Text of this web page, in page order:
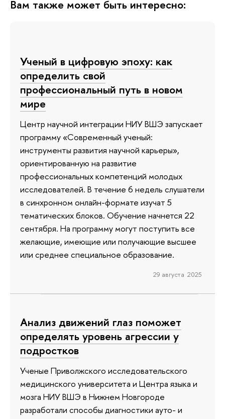
Вам также может быть интересно:
Ученый в цифровую эпоху: как
определить свой
профессиональный путь в новом
мире
Центр научной интеграции НИУ ВШЭ запускает
программу «Современный ученый:
инструменты развития научной карьеры»,
ориентированную на развитие
профессиональных компетенций молодых
исследователей. В течение 6 недель слушатели
в синхронном онлайн-формате изучат 5
тематических блоков. Обучение начнется 22
сентября. На программу могут поступить все
желающие, имеющие или получающие высшее
или среднее специальное образование.
29 августа 2025
Анализ движений глаз поможет
определять уровень агрессии у
подростков
Ученые Приволжского исследовательского
медицинского университета и Центра языка и
мозга НИУ ВШЭ в Нижнем Новгороде
разработали способы диагностики ауто- и